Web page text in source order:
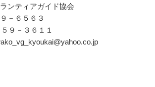
ンティアガイド協会
－６５６３
９－３６１１